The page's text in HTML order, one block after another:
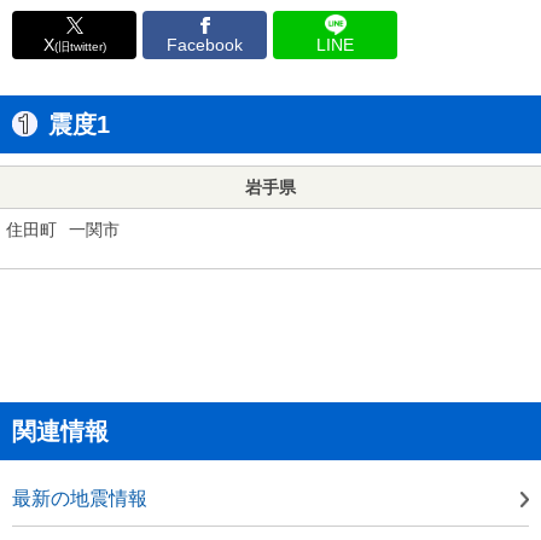
X(旧twitter) Facebook LINE
震度1
岩手県
住田町 一関市
関連情報
最新の地震情報